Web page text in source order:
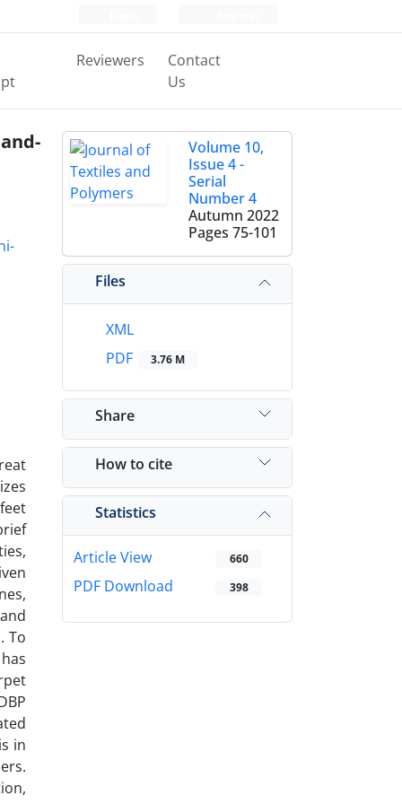
Reviewers
Contact
Us
To
in
Volume 10,
Issue 4 -
Serial
Number 4
Autumn 2022
Pages 75-101
Files
XML
PDF
3.76 M
Share
How to cite
Statistics
Article View 660
PDF Download 398